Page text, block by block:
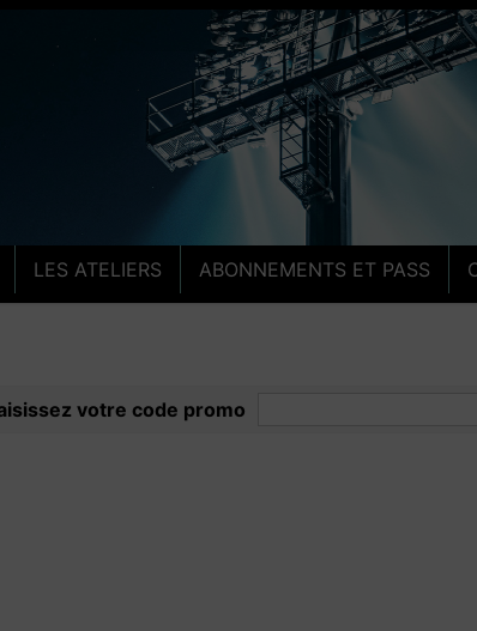
LES ATELIERS ABONNEMENTS ET PASS
votre code promo